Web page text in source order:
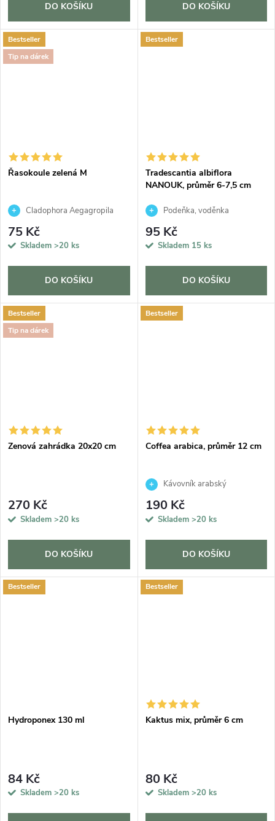
DO KOŠÍKU DO KOŠÍKU
Bestseller
Tip na dárek
Řasokoule zelená M
Cladophora Aegagropila
75 Kč
Skladem >20 ks
DO KOŠÍKU
Bestseller
Tradescantia albiflora
NANOUK, průměr 6-7,5 cm
Podeňka, voděnka
95 Kč
Skladem 15 ks
DO KOŠÍKU
Bestseller
Tip na dárek
Zenová zahrádka 20x20 cm
270 Kč
Skladem >20 ks
DO KOŠÍKU
Bestseller
Coffea arabica, průměr 12 cm
Kávovník arabský
190 Kč
Skladem >20 ks
DO KOŠÍKU
Bestseller
Hydroponex 130 ml
84 Kč
Skladem >20 ks
Bestseller
Kaktus mix, průměr 6 cm
80 Kč
Skladem >20 ks